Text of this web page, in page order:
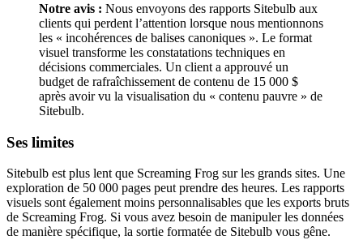
Notre avis : Nous envoyons des rapports Sitebulb aux
clients qui perdent l’attention lorsque nous mentionnons
les « incohérences de balises canoniques ». Le format
visuel transforme les constatations techniques en
décisions commerciales. Un client a approuvé un
budget de rafraîchissement de contenu de 15 000 $
après avoir vu la visualisation du « contenu pauvre » de
Sitebulb.
Ses limites
Sitebulb est plus lent que Screaming Frog sur les grands sites. Une
exploration de 50 000 pages peut prendre des heures. Les rapports
visuels sont également moins personnalisables que les exports bruts
de Screaming Frog. Si vous avez besoin de manipuler les données
de manière spécifique, la sortie formatée de Sitebulb vous gêne.